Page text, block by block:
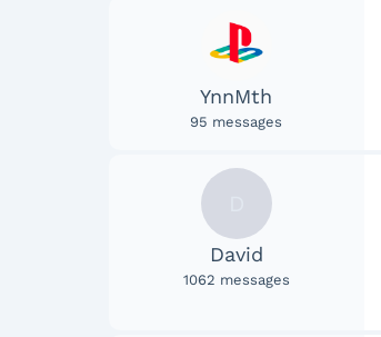
YnnMth
95 messages
David
1062 messages